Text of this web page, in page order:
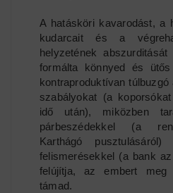
A hatásköri kavarodást, a
kudarcait és a
helyzetének
formálta könnyed és
kontraproduktívan
szabályokat (a
idő után), miközben
párbeszédekkel (a
Karthágó
felismerésekkel (a bank
felújítja, az embert meg
támad.